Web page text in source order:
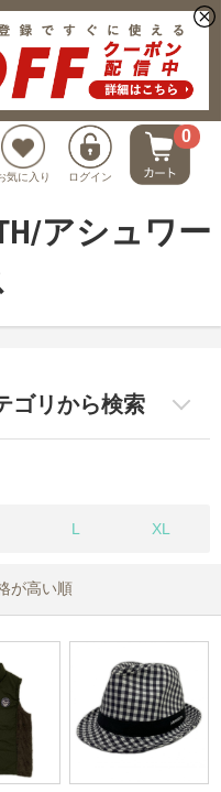
気に入り ログイン
0
ント
アシュワー
ゴリから検索
L XL
が高い順